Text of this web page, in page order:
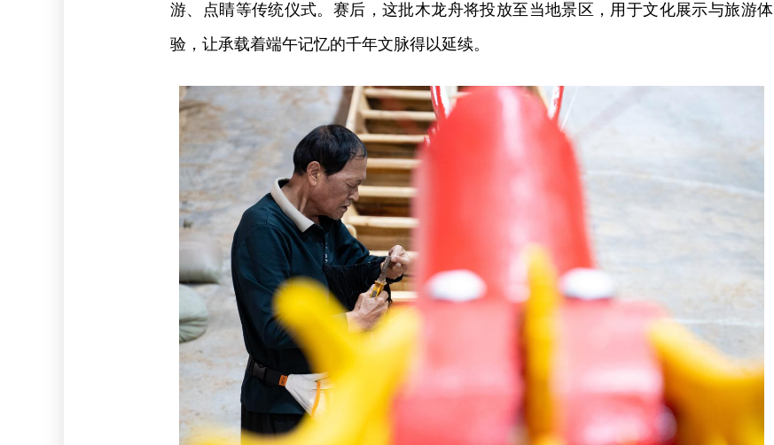
游、点睛等传统仪式。赛后，这批木龙舟将投放至当地景区，用于文化展示与旅游体
验，让承载着端午记忆的千年文脉得以延续。